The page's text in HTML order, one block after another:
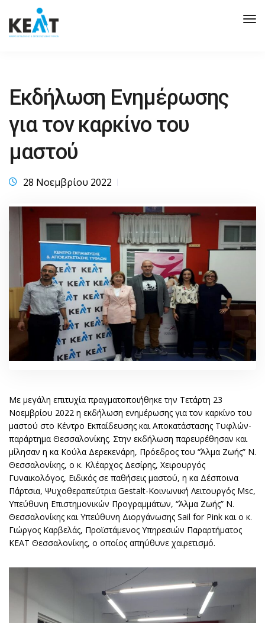
Eκδήλωση Ενημέρωσης
για τον καρκίνο του
μαστού
28 Νοεμβρίου 2022
Με μεγάλη επιτυχία πραγματοποιήθηκε την Τετάρτη 23
Νοεμβρίου 2022 η εκδήλωση ενημέρωσης για τον καρκίνο του
μαστού στο Κέντρο Εκπαίδευσης και Αποκατάστασης Τυφλών-
παράρτημα Θεσσαλονίκης. Στην εκδήλωση παρευρέθησαν και
μίλησαν η κα Κούλα Δερεκενάρη, Πρόεδρος του “Άλμα Ζωής” Ν.
Θεσσαλονίκης, ο κ. Κλέαρχος Δεσίρης, Χειρουργός
Γυναικολόγος, Ειδικός σε παθήσεις μαστού, η κα Δέσποινα
Πάρτσια, Ψυχοθεραπεύτρια Gestalt-Κοινωνική Λειτουργός Msc,
Υπεύθυνη Επιστημονικών Προγραμμάτων, “Άλμα Ζωής” Ν.
Θεσσαλονίκης και Υπεύθυνη Διοργάνωσης Sail for Pink και ο κ.
Γιώργος Καρβελάς, Προϊστάμενος Υπηρεσιών Παραρτήματος
ΚΕΑΤ Θεσσαλονίκης, ο οποίος απηύθυνε χαιρετισμό.